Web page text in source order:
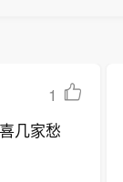
1
几家愁